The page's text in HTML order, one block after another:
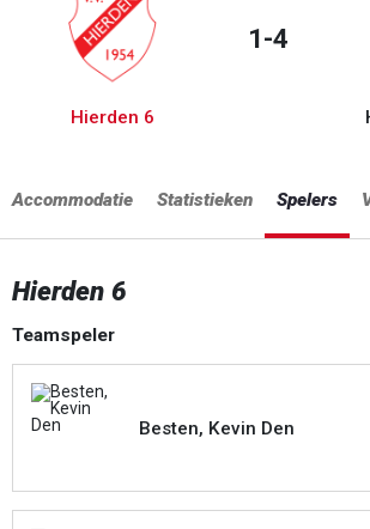
Hierden 6
1-4
Accommodatie Statistieken Spelers
Hierden 6
Teamspeler
Besten, Kevin Den